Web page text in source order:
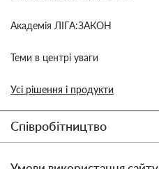
Академія ЛІГА:ЗАКОН
Теми в центрі уваги
Усі рішення і продукти
Співробітництво